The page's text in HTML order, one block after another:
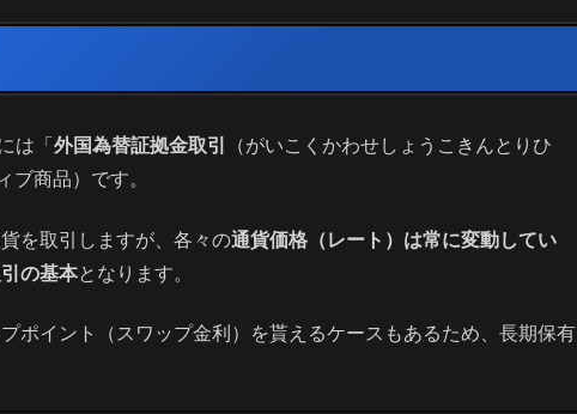
は「 外国為替証拠金取引
（がいこくかわせしょうこきんとりひ
ブ商品）です。
を取引しますが、各々の通貨価格（レート）は常に変動してい
の基本となります。
ポイント（スワップ金利）を貰えるケースもあるため、長期保有